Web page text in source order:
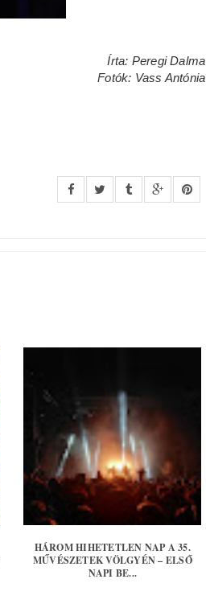
Írta: Peregi Dalma
Fotók: Vass Antónia
HÁROM HIHETETLEN NAP A 35.
MŰVÉSZETEK VÖLGYÉN – ELSŐ
NAPI BE...